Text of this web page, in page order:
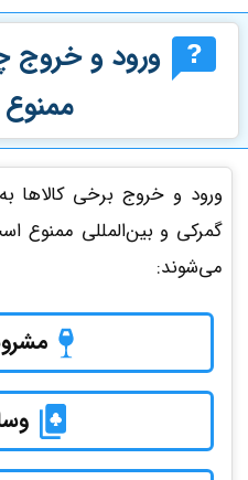
ورود و خروج
ورود و خروج برخی کالاها
گمرکی و بین‌المللی ممنوع
می‌شوند: